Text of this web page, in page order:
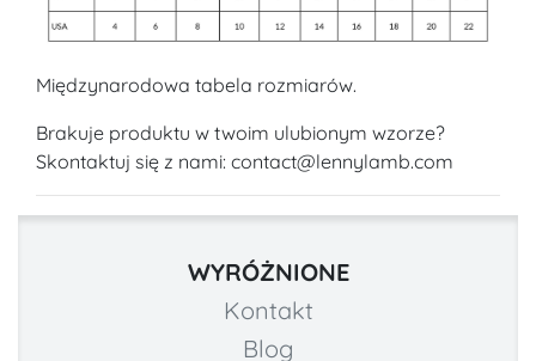
Międzynarodowa tabela rozmiarów.
Brakuje produktu w twoim ulubionym wzorze?
Skontaktuj się z nami: contact@lennylamb.com
WYRÓŻNIONE
Kontakt
Blog